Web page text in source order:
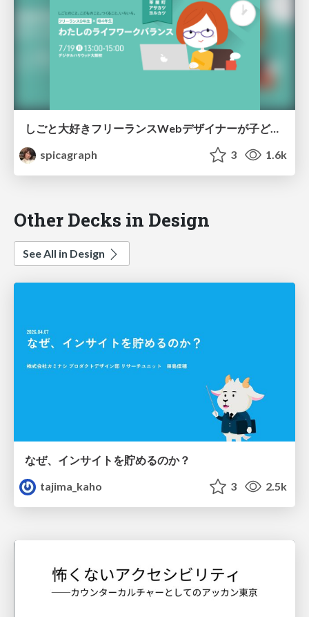
しごと大好きフリーランスWebデザイナーが子どもを持ったらどうなる？「わたしのライフワークバランス」
spicagraph
3 1.6k
Other Decks in Design
See All in Design
なぜ、インサイトを貯めるのか？
tajima_kaho
3 2.5k